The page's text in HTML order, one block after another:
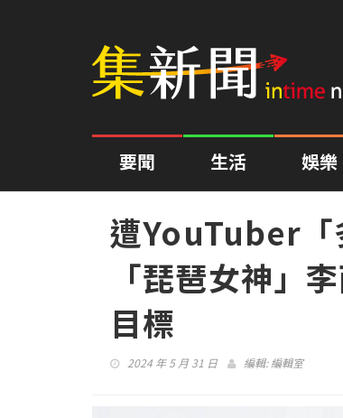
要聞 生活 娛樂
遭YouTuber「
「琵琶女神」
目標
2024 年 5 月 31 日 編輯:編輯室